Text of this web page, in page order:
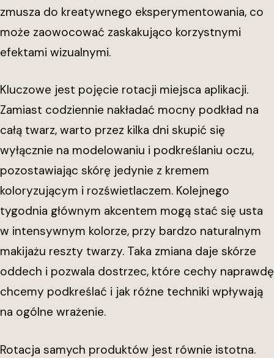
zmusza do kreatywnego eksperymentowania, co
może zaowocować zaskakująco korzystnymi
efektami wizualnymi.
Kluczowe jest pojęcie rotacji miejsca aplikacji.
Zamiast codziennie nakładać mocny podkład na
całą twarz, warto przez kilka dni skupić się
wyłącznie na modelowaniu i podkreślaniu oczu,
pozostawiając skórę jedynie z kremem
koloryzującym i rozświetlaczem. Kolejnego
tygodnia głównym akcentem mogą stać się usta
w intensywnym kolorze, przy bardzo naturalnym
makijażu reszty twarzy. Taka zmiana daje skórze
oddech i pozwala dostrzec, które cechy naprawdę
chcemy podkreślać i jak różne techniki wpływają
na ogólne wrażenie.
Rotacja samych produktów jest równie istotna.